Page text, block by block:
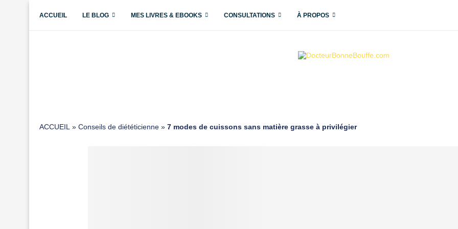
ACCUEIL LE BLOG MES LIVRES & EBOOKS CONSULTATIONS À PROPOS
ACCUEIL » Conseils de diététicienne » 7 modes de cuissons sans matière grasse à privilégier